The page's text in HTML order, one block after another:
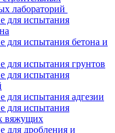
лабораторий
для испытания
для испытания бетона и
для испытания грунтов
для испытания
для испытания адгезии
для испытания
вяжущих
для дробления и